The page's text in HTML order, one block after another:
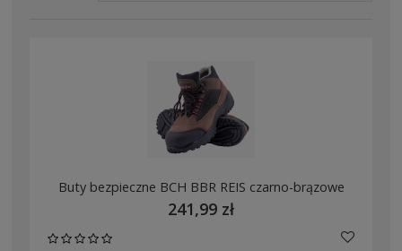
Buty bezpieczne BCH BBR REIS czarno-brązowe
241,99 zł